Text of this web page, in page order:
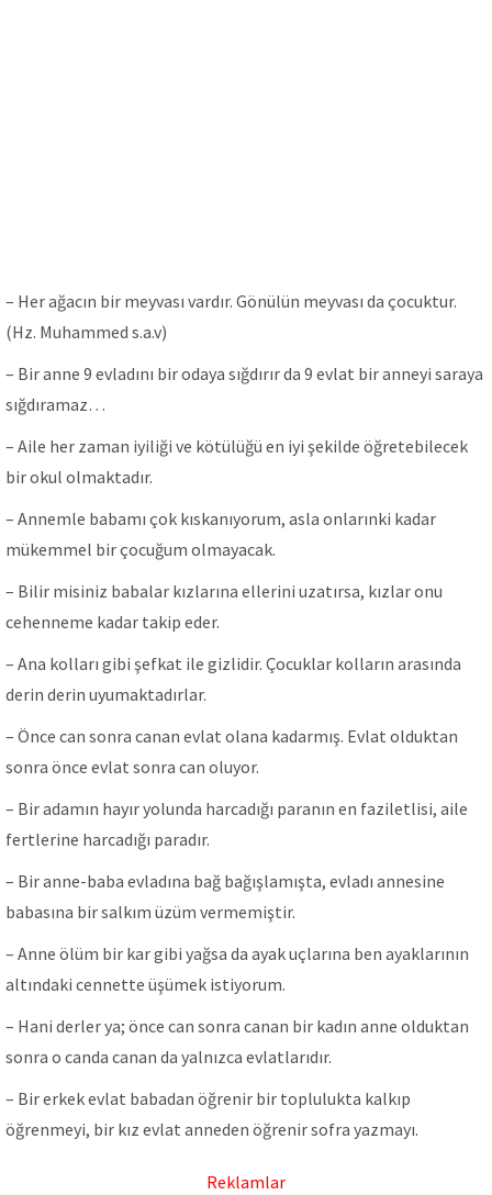
– Her ağacın bir meyvası vardır. Gönülün meyvası da çocuktur.
(Hz. Muhammed s.a.v)
– Bir anne 9 evladını bir odaya sığdırır da 9 evlat bir anneyi saraya
sığdıramaz…
– Aile her zaman iyiliği ve kötülüğü en iyi şekilde öğretebilecek
bir okul olmaktadır.
– Annemle babamı çok kıskanıyorum, asla onlarınki kadar
mükemmel bir çocuğum olmayacak.
– Bilir misiniz babalar kızlarına ellerini uzatırsa, kızlar onu
cehenneme kadar takip eder.
– Ana kolları gibi şefkat ile gizlidir. Çocuklar kolların arasında
derin derin uyumaktadırlar.
– Önce can sonra canan evlat olana kadarmış. Evlat olduktan
sonra önce evlat sonra can oluyor.
– Bir adamın hayır yolunda harcadığı paranın en faziletlisi, aile
fertlerine harcadığı paradır.
– Bir anne-baba evladına bağ bağışlamışta, evladı annesine
babasına bir salkım üzüm vermemiştir.
– Anne ölüm bir kar gibi yağsa da ayak uçlarına ben ayaklarının
altındaki cennette üşümek istiyorum.
– Hani derler ya; önce can sonra canan bir kadın anne olduktan
sonra o canda canan da yalnızca evlatlarıdır.
– Bir erkek evlat babadan öğrenir bir toplulukta kalkıp
öğrenmeyi, bir kız evlat anneden öğrenir sofra yazmayı.
Reklamlar